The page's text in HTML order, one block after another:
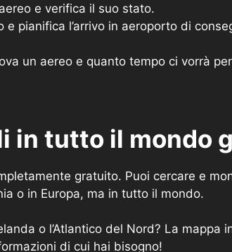
e verifica il suo stato.
pianifica l’arrivo in aeroporto di
un aereo e quanto tempo ci vorrà
in tutto il mondo
gratuito. Puoi cercare e
o in Europa, ma in tutto il mondo.
o l’Atlantico del Nord? La
di cui hai bisogno!